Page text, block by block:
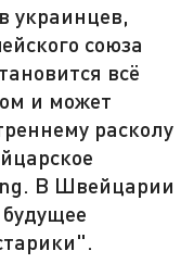
украинцев,
союза
всё
и может
расколу
В Швейцарии